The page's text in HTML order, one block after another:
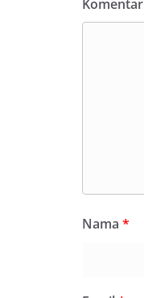
Komentar
Nama *